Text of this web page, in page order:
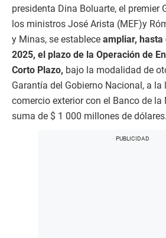
presidenta Dina Boluarte, el premier
los ministros José Arista (MEF)y
y Minas, se establece ampliar, hasta
2025, el plazo de la Operación de
Corto Plazo, bajo la modalidad de
Garantía del Gobierno Nacional, a la
comercio exterior con el Banco de la
suma de $ 1 000 millones de dólares.